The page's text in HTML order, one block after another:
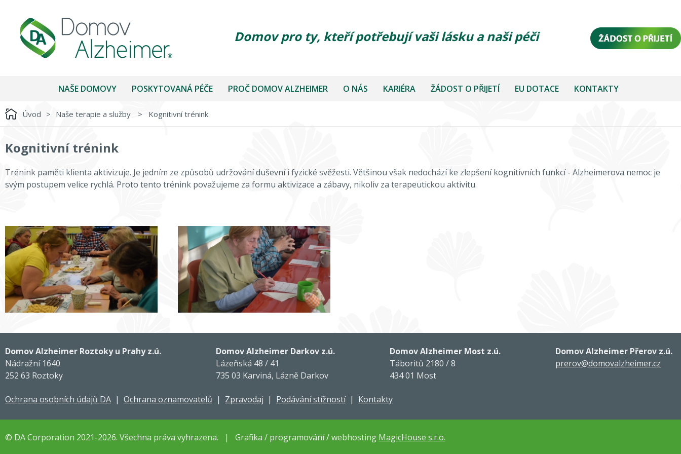
Domov pro ty, kteří potřebují vaši lásku a naši péči
NAŠE DOMOVY POSKYTOVANÁ PÉČE PROČ DOMOV ALZHEIMER O NÁS KARIÉRA ŽÁDOST O PŘIJETÍ EU DOTACE KONTAKTY
Úvod > Naše terapie a služby > Kognitivní trénink
Kognitivní trénink
Trénink paměti klienta aktivizuje. Je jedním ze způsobů udržování duševní i fyzické svěžesti. Většinou však nedochází ke zlepšení kognitivních funkcí - Alzheimerova nemoc je
svým postupem velice rychlá. Proto tento trénink považujeme za formu aktivizace a zábavy, nikoliv za terapeutickou aktivitu.
Domov Alzheimer Roztoky u Prahy z.ú.
Nádražní 1640
252 63 Roztoky
Domov Alzheimer Darkov z.ú.
Lázeňská 48 / 41
735 03 Karviná, Lázně Darkov
Domov Alzheimer Most z.ú.
Táboritů 2180 / 8
434 01 Most
Domov Alzheimer Přerov z.ú.
prerov@domovalzheimer.cz
Ochrana osobních údajů DA | Ochrana oznamovatelů | Zpravodaj | Podávání stížností| Kontakty
© DA Corporation 2021-2026. Všechna práva vyhrazena. | Grafika / programování / webhosting MagicHouse s.r.o.